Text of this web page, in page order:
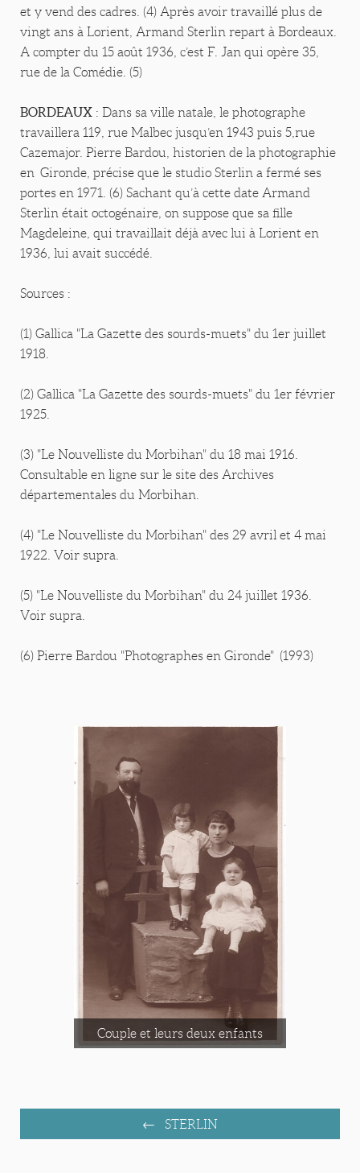
et y vend des cadres. (4) Après avoir travaillé plus de
vingt ans à Lorient, Armand Sterlin repart à Bordeaux.
A compter du 15 août 1936, c’est F. Jan qui opère 35,
rue de la Comédie. (5)
BORDEAUX : Dans sa ville natale, le photographe
travaillera 119, rue Malbec jusqu’en 1943 puis 5,rue
Cazemajor. Pierre Bardou, historien de la photographie
en Gironde, précise que le studio Sterlin a fermé ses
portes en 1971. (6) Sachant qu’à cette date Armand
Sterlin était octogénaire, on suppose que sa fille
Magdeleine, qui travaillait déjà avec lui à Lorient en
1936, lui avait succédé.
Sources :
(1) Gallica "La Gazette des sourds-muets" du 1er juillet
1918.
(2) Gallica "La Gazette des sourds-muets" du 1er février
1925.
(3) "Le Nouvelliste du Morbihan" du 18 mai 1916.
Consultable en ligne sur le site des Archives
départementales du Morbihan.
(4) "Le Nouvelliste du Morbihan" des 29 avril et 4 mai
1922. Voir supra.
(5) "Le Nouvelliste du Morbihan" du 24 juillet 1936.
Voir supra.
(6) Pierre Bardou "Photographes en Gironde" (1993)
Couple et leurs deux enfants
STERLIN